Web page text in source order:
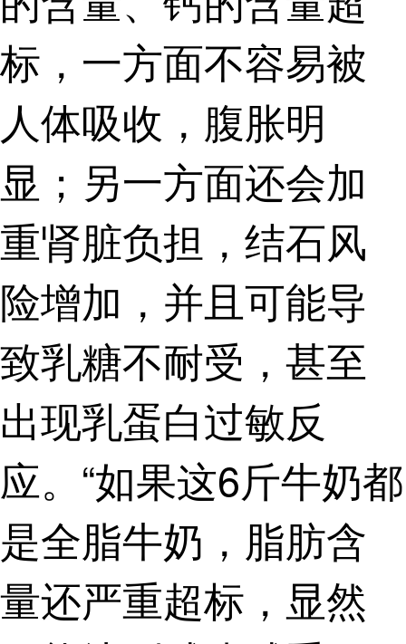
标，一方面不容易被
人体吸收，腹胀明
显；另一方面还会加
重肾脏负担，结石风
险增加，并且可能导
致乳糖不耐受，甚至
出现乳蛋白过敏反
应。“如果这6斤牛奶都
是全脂牛奶，脂肪含
量还严重超标，显然